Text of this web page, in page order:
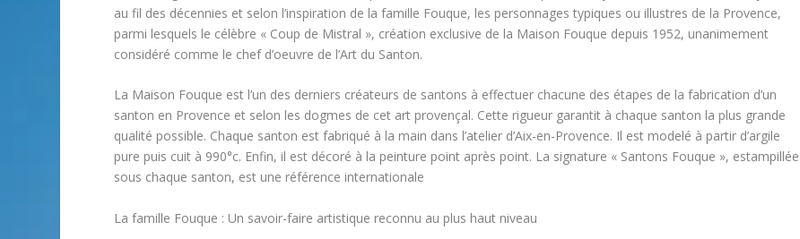
au fil des décennies et selon l’inspiration de la famille Fouque, les personnages typiques ou illustres de la Provence,
parmi lesquels le célèbre « Coup de Mistral », création exclusive de la Maison Fouque depuis 1952, unanimement
considéré comme le chef d’oeuvre de l’Art du Santon.
La Maison Fouque est l’un des derniers créateurs de santons à effectuer chacune des étapes de la fabrication d’un
santon en Provence et selon les dogmes de cet art provençal. Cette rigueur garantit à chaque santon la plus grande
qualité possible. Chaque santon est fabriqué à la main dans l’atelier d’Aix-en-Provence. Il est modelé à partir d’argile
pure puis cuit à 990°c. Enfin, il est décoré à la peinture point après point. La signature « Santons Fouque », estampillée
sous chaque santon, est une référence internationale
La famille Fouque : Un savoir-faire artistique reconnu au plus haut niveau